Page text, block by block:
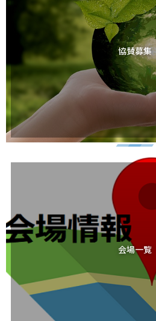
協賛募集
会場一覧